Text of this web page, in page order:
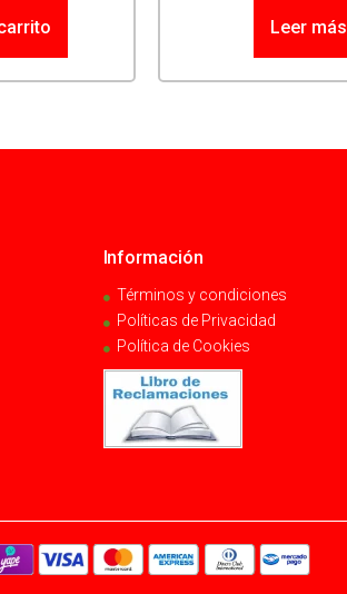
Leer más
Información
Términos y condiciones
Políticas de Privacidad
Política de Cookies